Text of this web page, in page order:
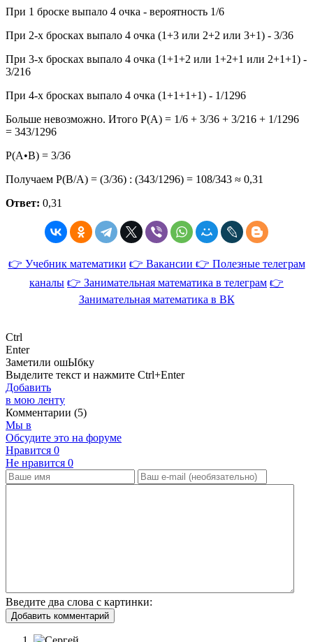
При 1 броске выпало 4 очка - вероятность 1/6
При 2-х бросках выпало 4 очка (1+3 или 2+2 или 3+1) - 3/36
При 3-х бросках выпало 4 очка (1+1+2 или 1+2+1 или 2+1+1) -
3/216
При 4-х бросках выпало 4 очка (1+1+1+1) - 1/1296
Больше невозможно. Итого P(A) = 1/6 + 3/36 + 3/216 + 1/1296
= 343/1296
P(A•B) = 3/36
Получаем P(B/A) = (3/36) : (343/1296) = 108/343 ≈ 0,31
Ответ: 0,31
👉 Учебник математики 👉 Вакансии 👉 Полезные телеграм
каналы 👉 Занимательная математика в телеграм 👉
Занимательная математика в ВК
Ctrl
Enter
Заметили ошЫбку
Выделите текст и нажмите Ctrl+Enter
Добавить
в мою ленту
Комментарии (5)
Мы в
Обсудите это на форуме
Нравится 0
Не нравится 0
Введите два слова с картинки:
Добавить комментарий